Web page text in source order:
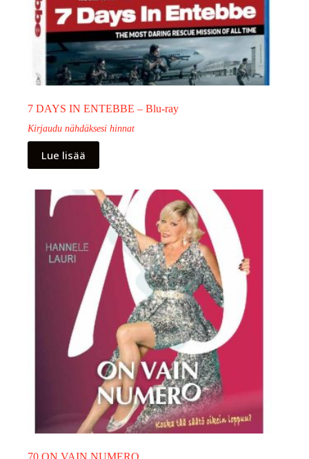
7 DAYS IN ENTEBBE – Blu-ray
Kirjaudu nähdäksesi hinnat
Lue lisää
70 ON VAIN NUMERO